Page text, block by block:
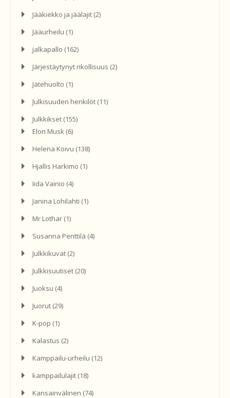
Jääkiekko ja jäälajit (2)
Jääurheilu (1)
jalkapallo (162)
Järjestäytynyt rikollisuus (2)
Jätehuolto (1)
Julkisuuden henkilöt (11)
Julkkikset (155)
Elon Musk (6)
Helena Koivu (138)
Hjallis Harkimo (1)
Iida Vainio (4)
Janina Lohilahti (1)
Mr Lothar (1)
Susanna Penttilä (4)
Julkkikuvat (2)
Julkkisuutiset (20)
Juoksu (4)
Juorut (29)
K-pop (1)
Kalastus (2)
Kamppailu-urheilu (12)
kamppailulajit (18)
Kansainvälinen (74)